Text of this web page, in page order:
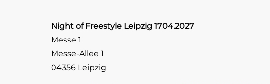
Night of Freestyle Leipzig 17.04.2027
Messe 1
Messe-Allee 1
04356 Leipzig